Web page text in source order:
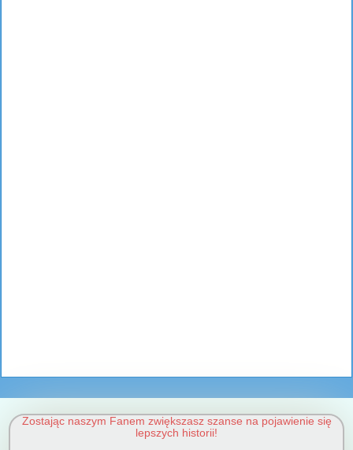
Zostając naszym Fanem zwiększasz szanse na pojawienie się
lepszych historii!